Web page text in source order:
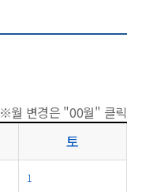
※월 변경은 "00월" 클릭
토
1